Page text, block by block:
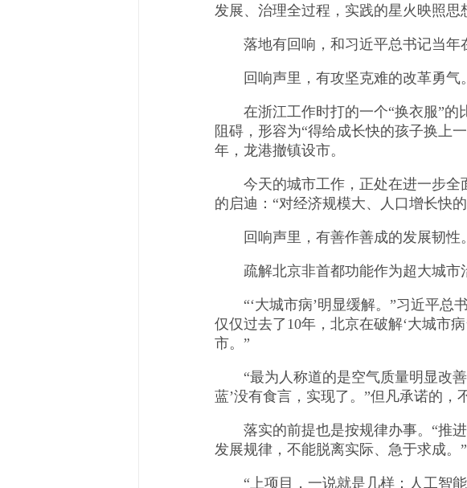
发展、治理全过程，实践的星火映照思
落地有回响，和习近平总书记当年在
回响声里，有攻坚克难的改革勇气。
在浙江工作时打的一个“换衣服”的
阻碍，形容为“得给成长快的孩子换上
年，龙港撤镇设市。
今天的城市工作，正处在进一步全
的启迪：“对经济规模大、人口增长快
回响声里，有善作善成的发展韧性。
疏解北京非首都功能作为超大城市
“‘大城市病’明显缓解。”习近平总书
仅仅过去了10年，北京在破解‘大城市
市。”
“最为人称道的是空气质量明显改善
蓝’没有食言，实现了。”但凡承诺的，
落实的前提也是按规律办事。“推进
发展规律，不能脱离实际、急于求成。”
“上项目，一说就是几样：人工智能